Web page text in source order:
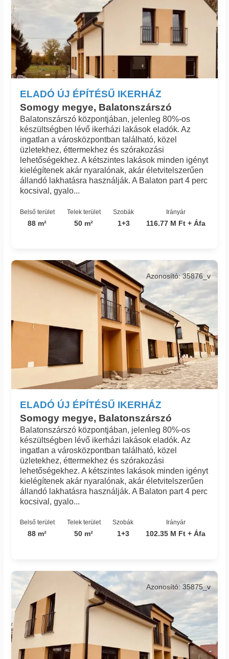
ELADÓ ÚJ ÉPÍTÉSŰ IKERHÁZ
Somogy megye, Balatonszárszó
Balatonszárszó központjában, jelenleg 80%-os
készültségben lévő ikerházi lakások eladók. Az
ingatlan a városközpontban található, közel
üzletekhez, éttermekhez és szórakozási
lehetőségekhez. A kétszintes lakások minden igényt
kielégítenek akár nyaralónak, akár életvitelszerűen
állandó lakhatásra használják. A Balaton part 4 perc
kocsival, gyalo...
Belső terület
88 m²
Telek terület
50 m²
Szobák
1+3
Irányár
116.77 M Ft + Áfa
ELADÓ ÚJ ÉPÍTÉSŰ IKERHÁZ
Somogy megye, Balatonszárszó
Azonosító: 35876_v
Balatonszárszó központjában, jelenleg 80%-os
készültségben lévő ikerházi lakások eladók. Az
ingatlan a városközpontban található, közel
üzletekhez, éttermekhez és szórakozási
lehetőségekhez. A kétszintes lakások minden igényt
kielégítenek akár nyaralónak, akár életvitelszerűen
állandó lakhatásra használják. A Balaton part 4 perc
kocsival, gyalo...
Belső terület
88 m²
Telek terület
50 m²
Szobák
1+3
Irányár
102.35 M Ft + Áfa
Azonosító: 35875_v